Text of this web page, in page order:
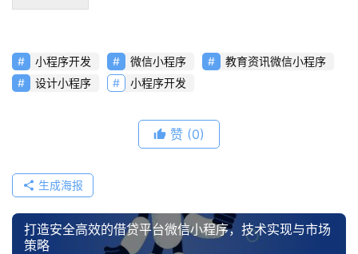
分
常
见
联
络
小程序开发 微信小程序
教育资讯微信小程序
设计小程序
小程序开发
赞 (0)
生成海报
打造安全高效的借贷平台微信小程序，技术实现与市场
策略